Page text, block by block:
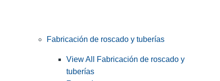
Fabricación de roscado y tuberías
View All Fabricación de roscado y
tuberías